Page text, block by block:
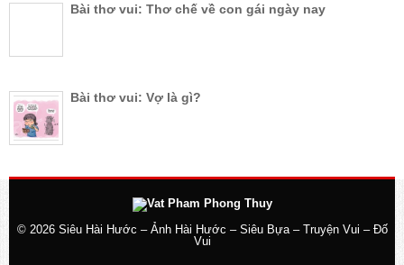
Bài thơ vui: Thơ chế về con gái ngày nay
Bài thơ vui: Vợ là gì?
© 2026 Siêu Hài Hước – Ảnh Hài Hước – Siêu Bựa – Truyện Vui – Đố
Vui